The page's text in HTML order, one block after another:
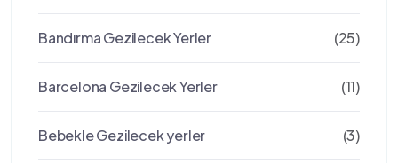
Bandırma Gezilecek Yerler (25)
Barcelona Gezilecek Yerler (11)
Bebekle Gezilecek yerler (3)